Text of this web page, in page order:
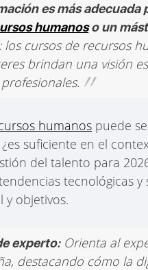
es más
humanoso un
los cursos de recursos
brindan una visión
humanos puede
suficiente en el
del talento para
tecnológicas
y objetivos.
experto: Orienta al
destacando cómo la